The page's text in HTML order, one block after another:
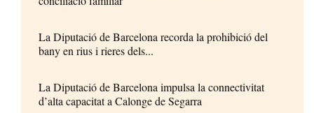
La Diputació de Barcelona recorda la prohibició del
bany en rius i rieres dels...
La Diputació de Barcelona impulsa la connectivitat
d’alta capacitat a Calonge de Segarra